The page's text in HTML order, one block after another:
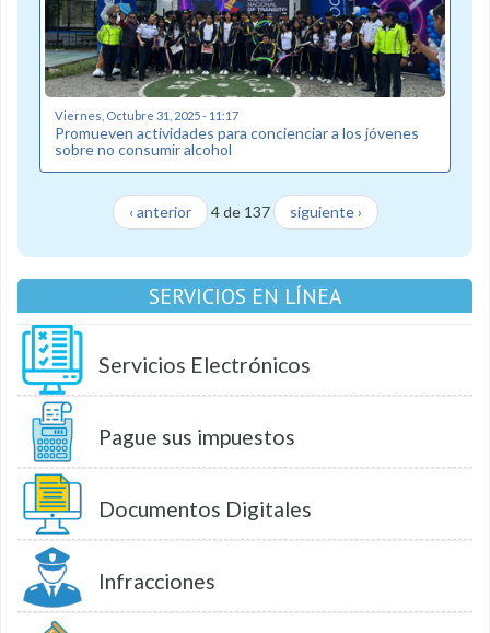
Viernes, Octubre 31, 2025 - 11:17
Promueven actividades para concienciar a los jóvenes
sobre no consumir alcohol
‹ anterior 4 de 137 siguiente ›
SERVICIOS EN LÍNEA
Servicios Electrónicos
Pague sus impuestos
Documentos Digitales
Infracciones